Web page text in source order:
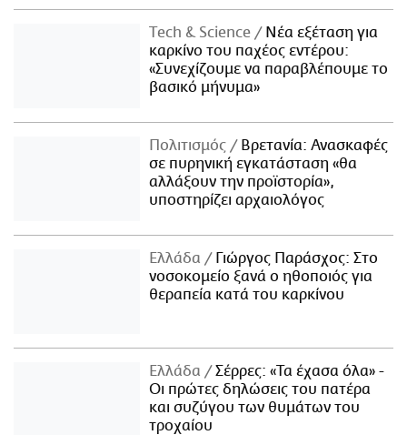
Τech & Science
Νέα εξέταση για
καρκίνο του παχέος εντέρου:
«Συνεχίζουμε να παραβλέπουμε το
βασικό μήνυμα»
Πολιτισμός
Βρετανία: Ανασκαφές
σε πυρηνική εγκατάσταση «θα
αλλάξουν την προϊστορία»,
υποστηρίζει αρχαιολόγος
Ελλάδα
Γιώργος Παράσχος: Στο
νοσοκομείο ξανά ο ηθοποιός για
θεραπεία κατά του καρκίνου
Ελλάδα
Σέρρες: «Τα έχασα όλα» -
Οι πρώτες δηλώσεις του πατέρα
και συζύγου των θυμάτων του
τροχαίου